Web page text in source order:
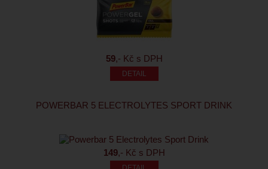
59,- Kč s DPH
POWERBAR 5 ELECTROLYTES SPORT DRINK
149,- Kč s DPH